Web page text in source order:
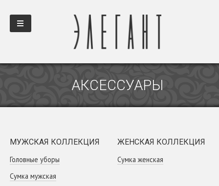
АКСЕССУАРЫ
МУЖСКАЯ КОЛЛЕКЦИЯ
Головные уборы
Сумка мужская
ЖЕНСКАЯ КОЛЛЕКЦИЯ
Сумка женская